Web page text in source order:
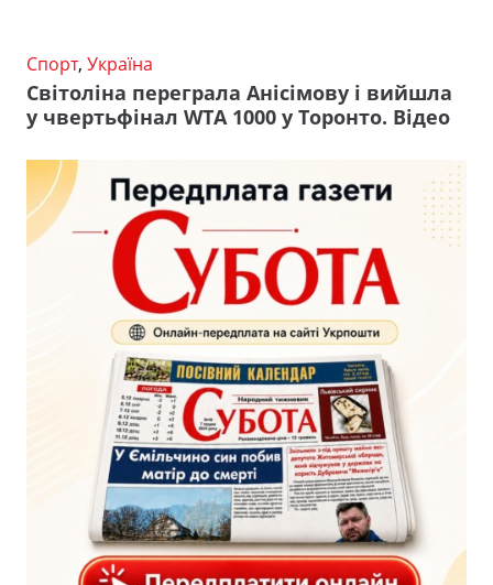
Спорт, Україна
Світоліна переграла Анісімову і вийшла
у чвертьфінал WTA 1000 у Торонто. Відео